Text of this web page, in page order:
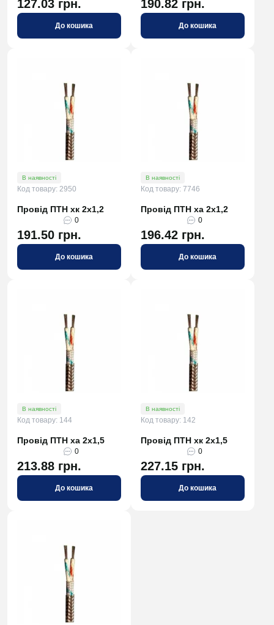
127.03 грн.
До кошика
190.82 грн.
До кошика
В наявності
Код товару: 2950
Провід ПТН хк 2х1,2
0
191.50 грн.
До кошика
В наявності
Код товару: 7746
Провід ПТН ха 2х1,2
0
196.42 грн.
До кошика
В наявності
Код товару: 144
Провід ПТН ха 2х1,5
0
213.88 грн.
До кошика
В наявності
Код товару: 142
Провід ПТН хк 2х1,5
0
227.15 грн.
До кошика